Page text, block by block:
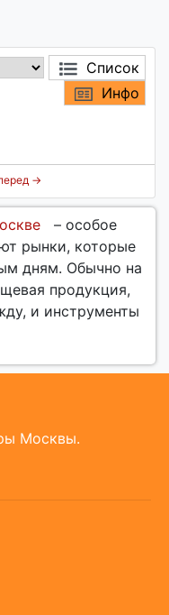
Список
Инфо
→
– особое
рынки, которые
дням. Обычно на
продукция,
и инструменты
Москвы.